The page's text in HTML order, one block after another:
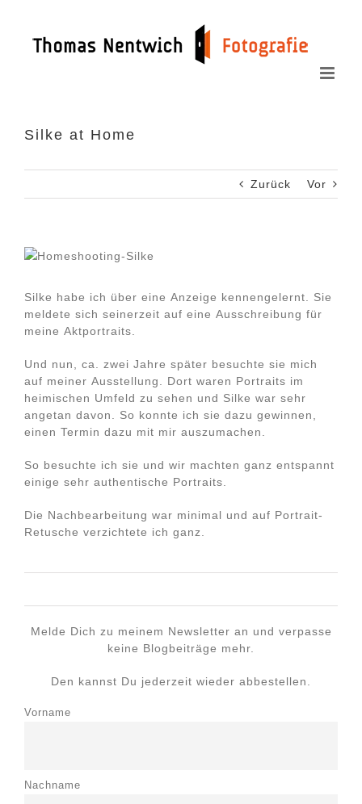
springen
Silke at Home
Zurück Vor
Silke habe ich über eine Anzeige kennengelernt. Sie
meldete sich seinerzeit auf eine Ausschreibung für
meine Aktportraits.
Und nun, ca. zwei Jahre später besuchte sie mich
auf meiner Ausstellung. Dort waren Portraits im
heimischen Umfeld zu sehen und Silke war sehr
angetan davon. So konnte ich sie dazu gewinnen,
einen Termin dazu mit mir auszumachen.
So besuchte ich sie und wir machten ganz entspannt
einige sehr authentische Portraits.
Die Nachbearbeitung war minimal und auf Portrait-
Retusche verzichtete ich ganz.
Melde Dich zu meinem Newsletter an und verpasse
keine Blogbeiträge mehr.
Den kannst Du jederzeit wieder abbestellen.
Vorname
Nachname